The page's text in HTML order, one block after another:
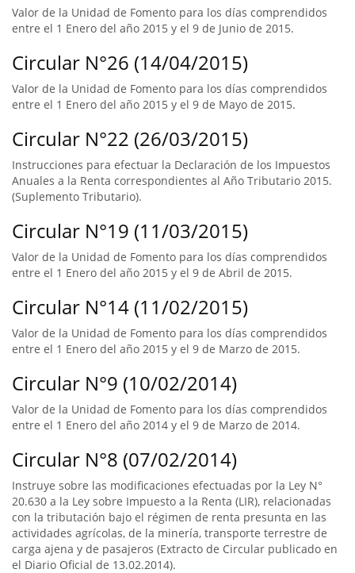
Valor de la Unidad de Fomento para los días comprendidos
entre el 1 Enero del año 2015 y el 9 de Junio de 2015.
Circular N°26 (14/04/2015)
Valor de la Unidad de Fomento para los días comprendidos
entre el 1 Enero del año 2015 y el 9 de Mayo de 2015.
Circular N°22 (26/03/2015)
Instrucciones para efectuar la Declaración de los Impuestos
Anuales a la Renta correspondientes al Año Tributario 2015.
(Suplemento Tributario).
Circular N°19 (11/03/2015)
Valor de la Unidad de Fomento para los días comprendidos
entre el 1 Enero del año 2015 y el 9 de Abril de 2015.
Circular N°14 (11/02/2015)
Valor de la Unidad de Fomento para los días comprendidos
entre el 1 Enero del año 2015 y el 9 de Marzo de 2015.
Circular N°9 (10/02/2014)
Valor de la Unidad de Fomento para los días comprendidos
entre el 1 Enero del año 2014 y el 9 de Marzo de 2014.
Circular N°8 (07/02/2014)
Instruye sobre las modificaciones efectuadas por la Ley N°
20.630 a la Ley sobre Impuesto a la Renta (LIR), relacionadas
con la tributación bajo el régimen de renta presunta en las
actividades agrícolas, de la minería, transporte terrestre de
carga ajena y de pasajeros (Extracto de Circular publicado en
el Diario Oficial de 13.02.2014).